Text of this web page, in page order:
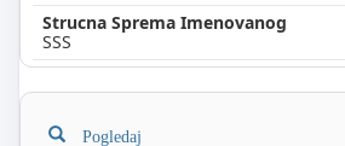
SSS
Pogledaj